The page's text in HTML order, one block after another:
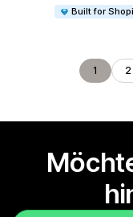
Built for
1 2